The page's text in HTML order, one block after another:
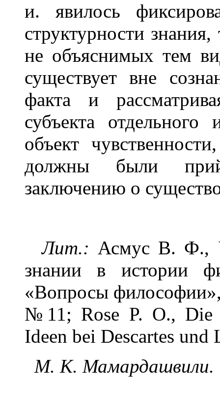
и. явилось
структурности
не объяснимых тем
существует вне
факта и
субъекта
объект
должны были
заключению о
Лит.: Асмус В. Ф.,
знании в истории
«Вопросы
№11; Rose P. O., Die
Ideen bei Descartes
М. К. Мамардашвили.